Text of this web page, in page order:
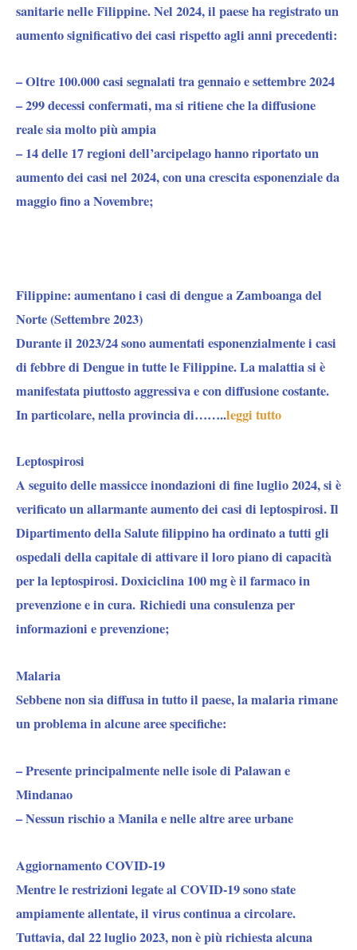
sanitarie nelle Filippine. Nel 2024, il paese ha registrato un
aumento significativo dei casi rispetto agli anni precedenti:
– Oltre 100.000 casi segnalati tra gennaio e settembre 2024
– 299 decessi confermati, ma si ritiene che la diffusione
reale sia molto più ampia
– 14 delle 17 regioni dell’arcipelago hanno riportato un
aumento dei casi nel 2024, con una crescita esponenziale da
maggio fino a Novembre;
Filippine: aumentano i casi di dengue a Zamboanga del
Norte (Settembre 2023)
Durante il 2023/24 sono aumentati esponenzialmente i casi
di febbre di Dengue in tutte le Filippine. La malattia si è
manifestata piuttosto aggressiva e con diffusione costante.
In particolare, nella provincia di……..leggi tutto
Leptospirosi
A seguito delle massicce inondazioni di fine luglio 2024, si è
verificato un allarmante aumento dei casi di leptospirosi. Il
Dipartimento della Salute filippino ha ordinato a tutti gli
ospedali della capitale di attivare il loro piano di capacità
per la leptospirosi. Doxiciclina 100 mg è il farmaco in
prevenzione e in cura. Richiedi una consulenza per
informazioni e prevenzione;
Malaria
Sebbene non sia diffusa in tutto il paese, la malaria rimane
un problema in alcune aree specifiche:
– Presente principalmente nelle isole di Palawan e
Mindanao
– Nessun rischio a Manila e nelle altre aree urbane
Aggiornamento COVID-19
Mentre le restrizioni legate al COVID-19 sono state
ampiamente allentate, il virus continua a circolare.
Tuttavia, dal 22 luglio 2023, non è più richiesta alcuna